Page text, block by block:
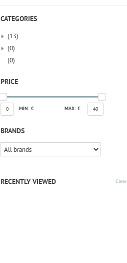
CATEGORIES
(13)
(0)
(0)
PRICE
0 MIN: € MAX: € 40
BRANDS
RECENTLY VIEWED Clear